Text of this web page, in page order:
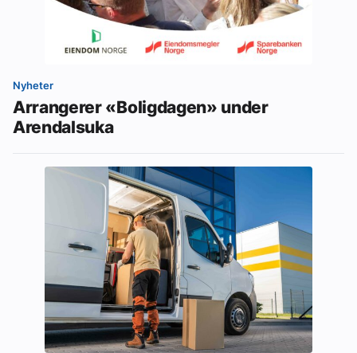
Nyheter
Arrangerer «Boligdagen» under
Arendalsuka